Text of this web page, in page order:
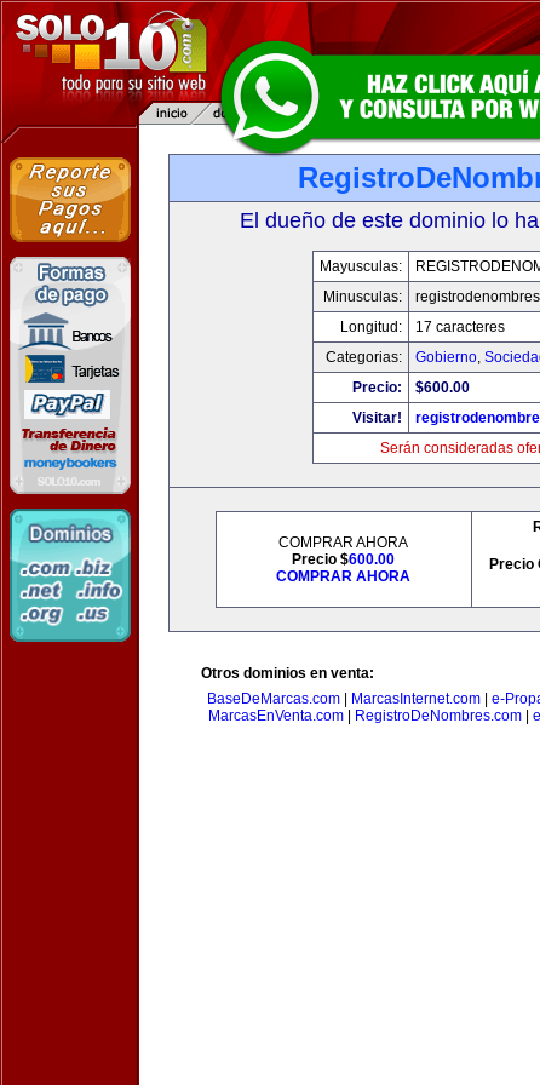
El dueño de este dominio lo
Mayusculas:
Minusculas:
Longitud:
17 caracteres
Categorias:
Gobierno,
Precio:
$600.00
Visitar!
Serán consideradas
COMPRAR AHORA
Precio $600.00
COMPRAR AHORA
Precio
Otros dominios en venta:
BaseDeMarcas.com| MarcasInternet.com| e-
MarcasEnVenta.com
RegistroDeNombres.com